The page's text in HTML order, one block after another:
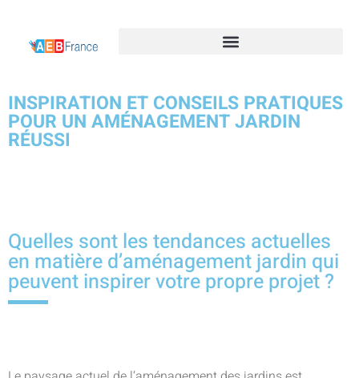
INSPIRATION ET CONSEILS PRATIQUES
POUR UN AMÉNAGEMENT JARDIN
RÉUSSI
Quelles sont les tendances actuelles
en matière d’aménagement jardin qui
peuvent inspirer votre propre projet ?